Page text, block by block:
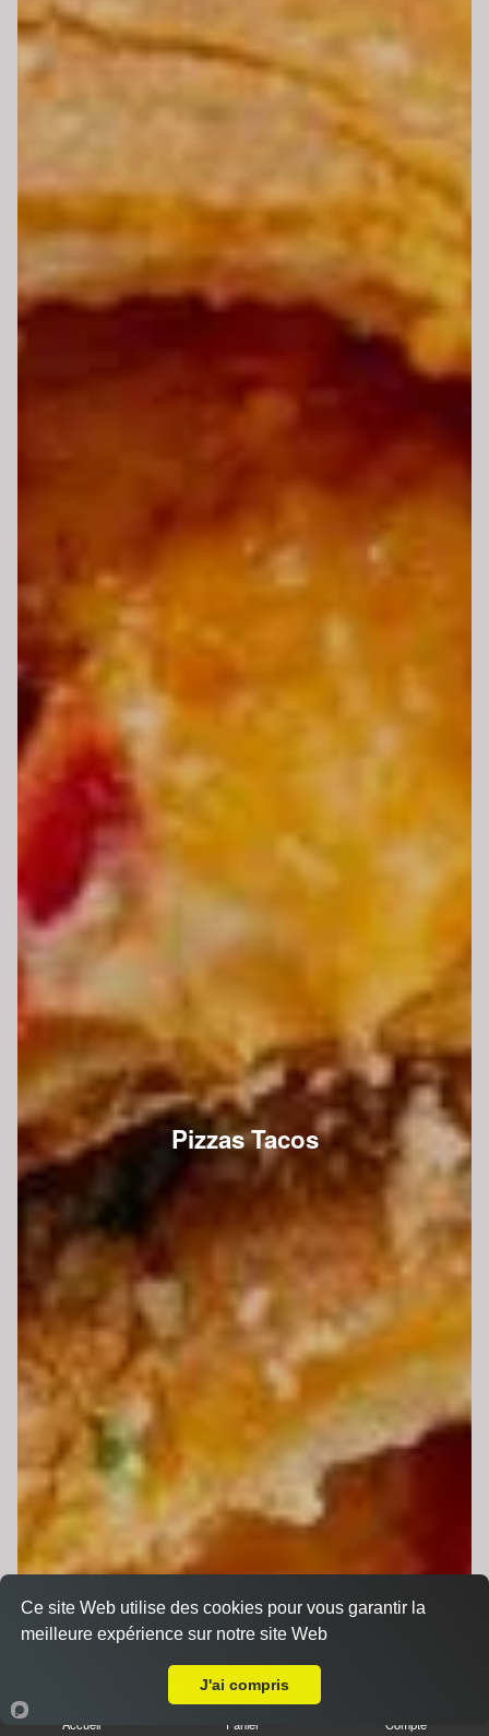
Pizzas Tacos
Accueil Panier Compte
Ce site Web utilise des cookies pour vous garantir la
meilleure expérience sur notre site Web
J'ai compris